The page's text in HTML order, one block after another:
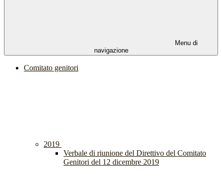
Menu di
navigazione
Comitato genitori
2019
Verbale di riunione del Direttivo del Comitato
Genitori del 12 dicembre 2019